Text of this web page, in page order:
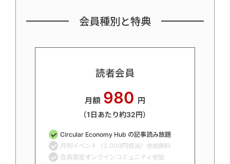
会員種別と特典
読者会員
月額 980 円
（1日あたり約32円）
Circular Economy Hub の記事読み放題
月例イベント（2,000円相当）参加無料
会員限定オンラインコミュニティ参加